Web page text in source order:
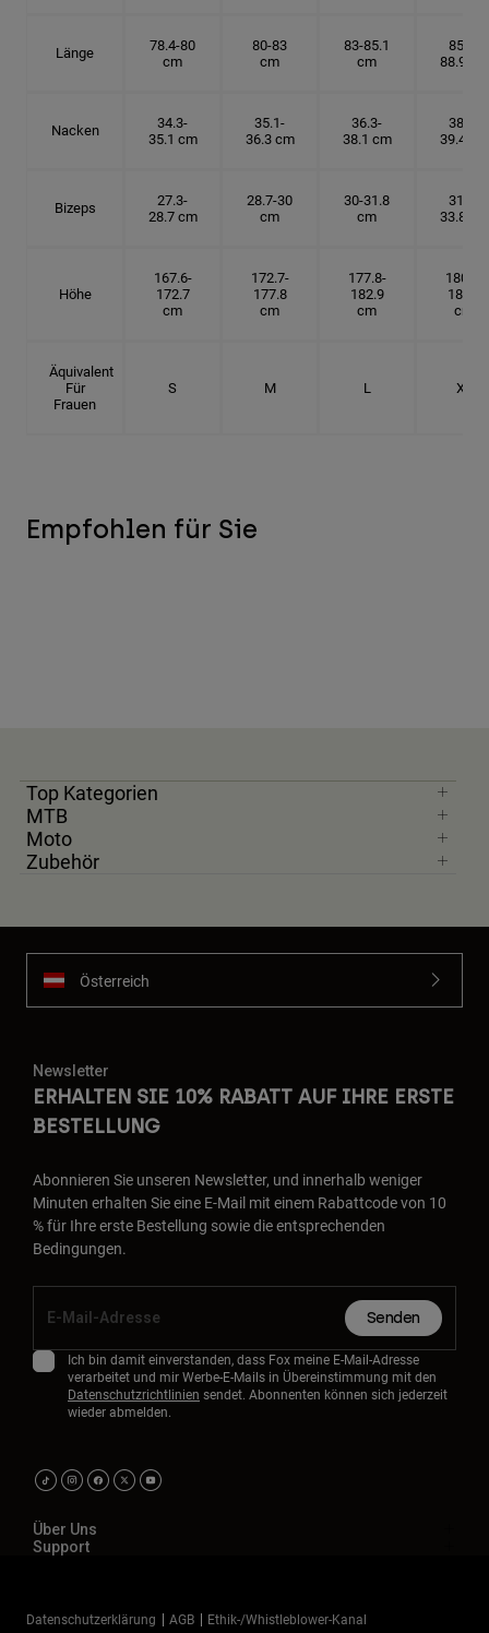
Länge
78.4-80
cm
80-83
cm
83-85.1
cm
85.1-
88.9 cm
Nacken
34.3-
35.1 cm
35.1-
36.3 cm
36.3-
38.1 cm
38.1-
39.4 cm
Bizeps
27.3-
28.7 cm
28.7-30
cm
30-31.8
cm
31.8-
33.8 cm
Höhe
167.6-
172.7
cm
172.7-
177.8
cm
177.8-
182.9
cm
180.3-
185.5
cm
Äquivalent
Für
Frauen
S M L XL
Empfohlen für Sie
Top Kategorien
MTB
Moto
Zubehör
Österreich
Newsletter
ERHALTEN SIE 10% RABATT AUF IHRE ERSTE
BESTELLUNG
Abonnieren Sie unseren Newsletter, und innerhalb weniger
Minuten erhalten Sie eine E-Mail mit einem Rabattcode von 10
% für Ihre erste Bestellung sowie die entsprechenden
Bedingungen.
Senden
Ich bin damit einverstanden, dass Fox meine E-Mail-Adresse
verarbeitet und mir Werbe-E-Mails in Übereinstimmung mit den
Datenschutzrichtlinien sendet. Abonnenten können sich jederzeit
wieder abmelden.
Über Uns
Support
Datenschutzerklärung AGB Ethik-/Whistleblower-Kanal